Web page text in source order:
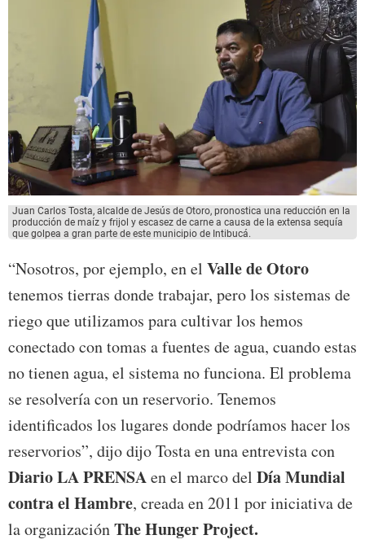
Juan Carlos Tosta, alcalde de Jesús de Otoro, pronostica una reducción en la
producción de maíz y frijol y escasez de carne a causa de la extensa sequía
que golpea a gran parte de este municipio de Intibucá.
“Nosotros, por ejemplo, en el Valle de Otoro
tenemos tierras donde trabajar, pero los sistemas de
riego que utilizamos para cultivar los hemos
conectado con tomas a fuentes de agua, cuando estas
no tienen agua, el sistema no funciona. El problema
se resolvería con un reservorio. Tenemos
identificados los lugares donde podríamos hacer los
reservorios”, dijo dijo Tosta en una entrevista con
Diario LA PRENSAen el marco del Día Mundial
contra el Hambre, creada en 2011 por iniciativa de
la organizaciónThe Hunger Project.